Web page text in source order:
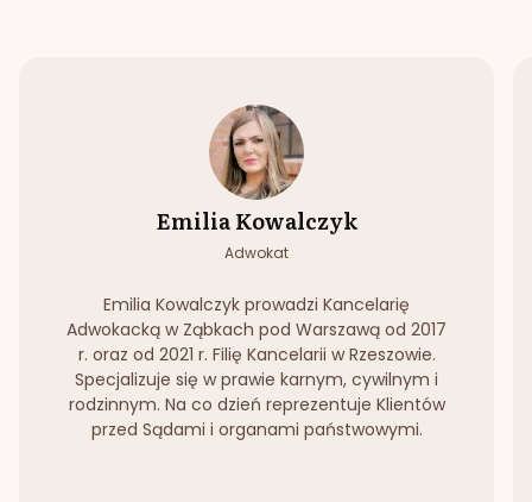
Emilia Kowalczyk
Adwokat
Emilia Kowalczyk prowadzi Kancelarię
Adwokacką w Ząbkach pod Warszawą od 2017
r. oraz od 2021 r. Filię Kancelarii w Rzeszowie.
Specjalizuje się w prawie karnym, cywilnym i
rodzinnym. Na co dzień reprezentuje Klientów
przed Sądami i organami państwowymi.